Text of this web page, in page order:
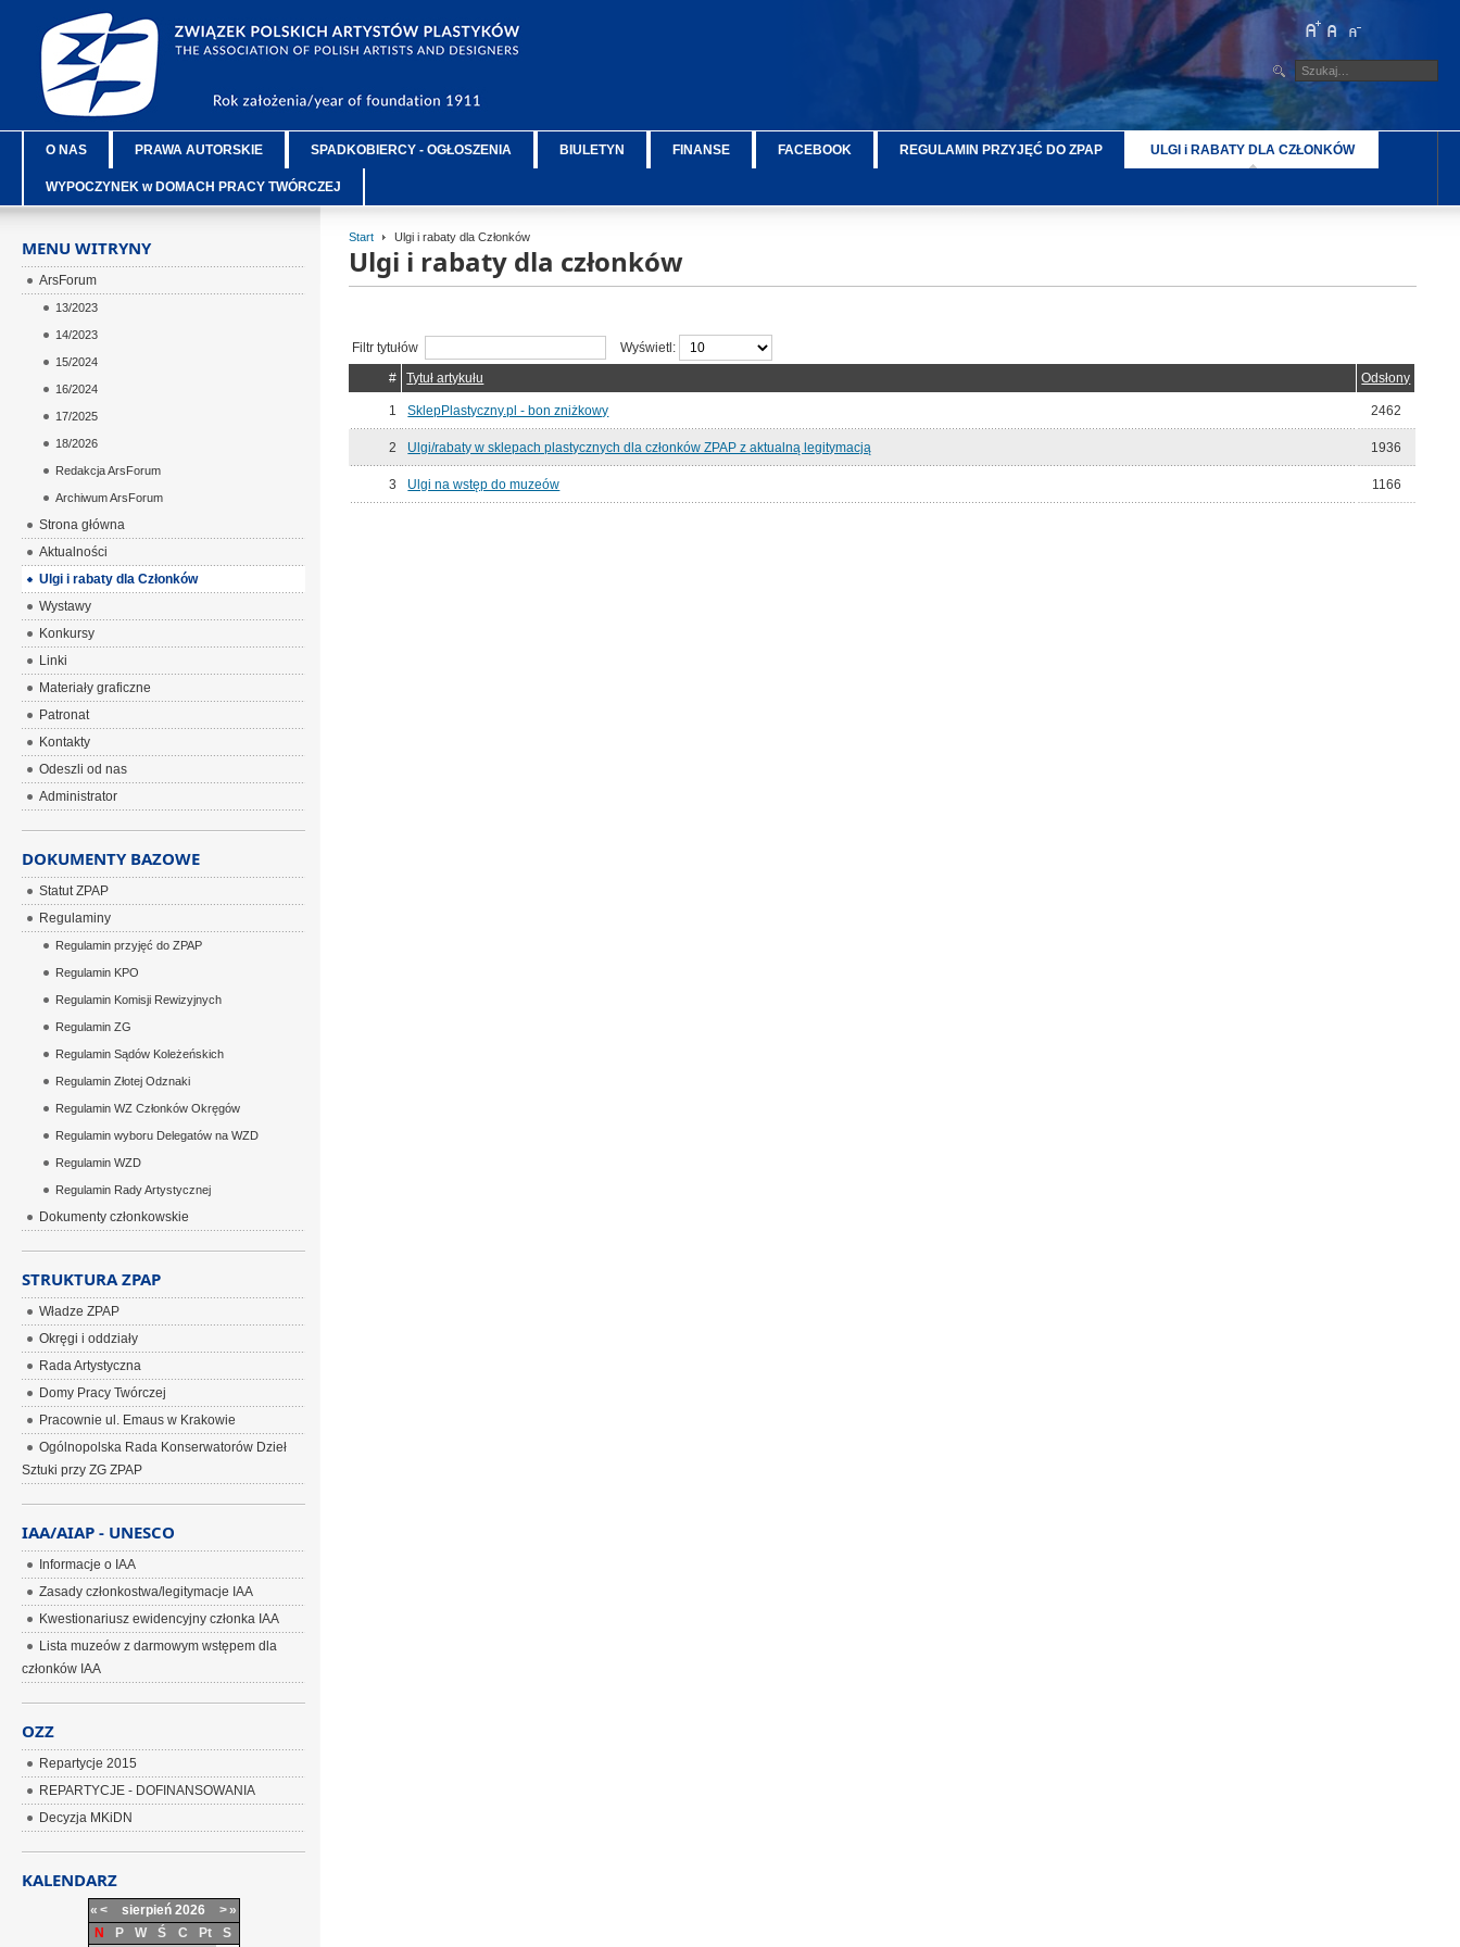
O NAS PRAWA AUTORSKIE SPADKOBIERCY - OGŁOSZENIA BIULETYN FINANSE FACEBOOK REGULAMIN PRZYJĘĆ DO ZPAP ULGI i RABATY DLA CZŁONKÓW
WYPOCZYNEK w DOMACH PRACY TWÓRCZEJ
Start Ulgi i rabaty dla Członków
Ulgi i rabaty dla członków
Filtr tytułów
Wyświetl:
#
Tytuł artykułu Odsłony
1 SklepPlastyczny.pl - bon zniżkowy 2462
2 Ulgi/rabaty w sklepach plastycznych dla członków ZPAP z aktualną legitymacją 1936
3 Ulgi na wstęp do muzeów 1166
MENU WITRYNY
ArsForum
13/2023
14/2023
15/2024
16/2024
17/2025
18/2026
Redakcja ArsForum
Archiwum ArsForum
Strona główna
Aktualności
Ulgi i rabaty dla Członków
Wystawy
Konkursy
Linki
Materiały graficzne
Patronat
Kontakty
Odeszli od nas
Administrator
DOKUMENTY BAZOWE
Statut ZPAP
Regulaminy
Regulamin przyjęć do ZPAP
Regulamin KPO
Regulamin Komisji Rewizyjnych
Regulamin ZG
Regulamin Sądów Koleżeńskich
Regulamin Złotej Odznaki
Regulamin WZ Członków Okręgów
Regulamin wyboru Delegatów na WZD
Regulamin WZD
Regulamin Rady Artystycznej
Dokumenty członkowskie
STRUKTURA ZPAP
Władze ZPAP
Okręgi i oddziały
Rada Artystyczna
Domy Pracy Twórczej
Pracownie ul. Emaus w Krakowie
Ogólnopolska Rada Konserwatorów Dzieł
Sztuki przy ZG ZPAP
IAA/AIAP - UNESCO
Informacje o IAA
Zasady członkostwa/legitymacje IAA
Kwestionariusz ewidencyjny członka IAA
Lista muzeów z darmowym wstępem dla
członków IAA
OZZ
Repartycje 2015
REPARTYCJE - DOFINANSOWANIA
Decyzja MKiDN
KALENDARZ
« < sierpień 2026 >»
N
P W Ś C Pt
S